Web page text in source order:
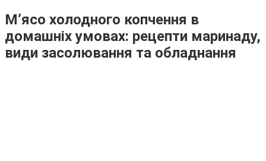
М’ясо холодного копчення в
домашніх умовах: рецепти маринаду,
види засолювання та обладнання